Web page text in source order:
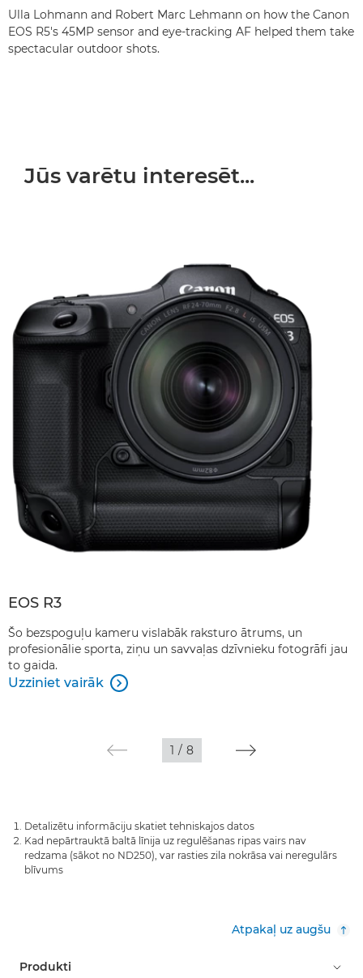
Ulla Lohmann and Robert Marc Lehmann on how the Canon
EOS R5's 45MP sensor and eye-tracking AF helped them take
spectacular outdoor shots.
Jūs varētu interesēt...
EOS R3
Šo bezspoguļu kameru vislabāk raksturo ātrums, un
profesionālie sporta, ziņu un savvaļas dzīvnieku fotogrāfi jau
to gaida.
Uzziniet vairāk 
1 / 8
Detalizētu informāciju skatiet tehniskajos datos
Kad nepārtrauktā baltā līnija uz regulēšanas ripas vairs nav
redzama (sākot no ND250), var rasties zila nokrāsa vai neregulārs
blīvums
Atpakaļ uz augšu
Produkti